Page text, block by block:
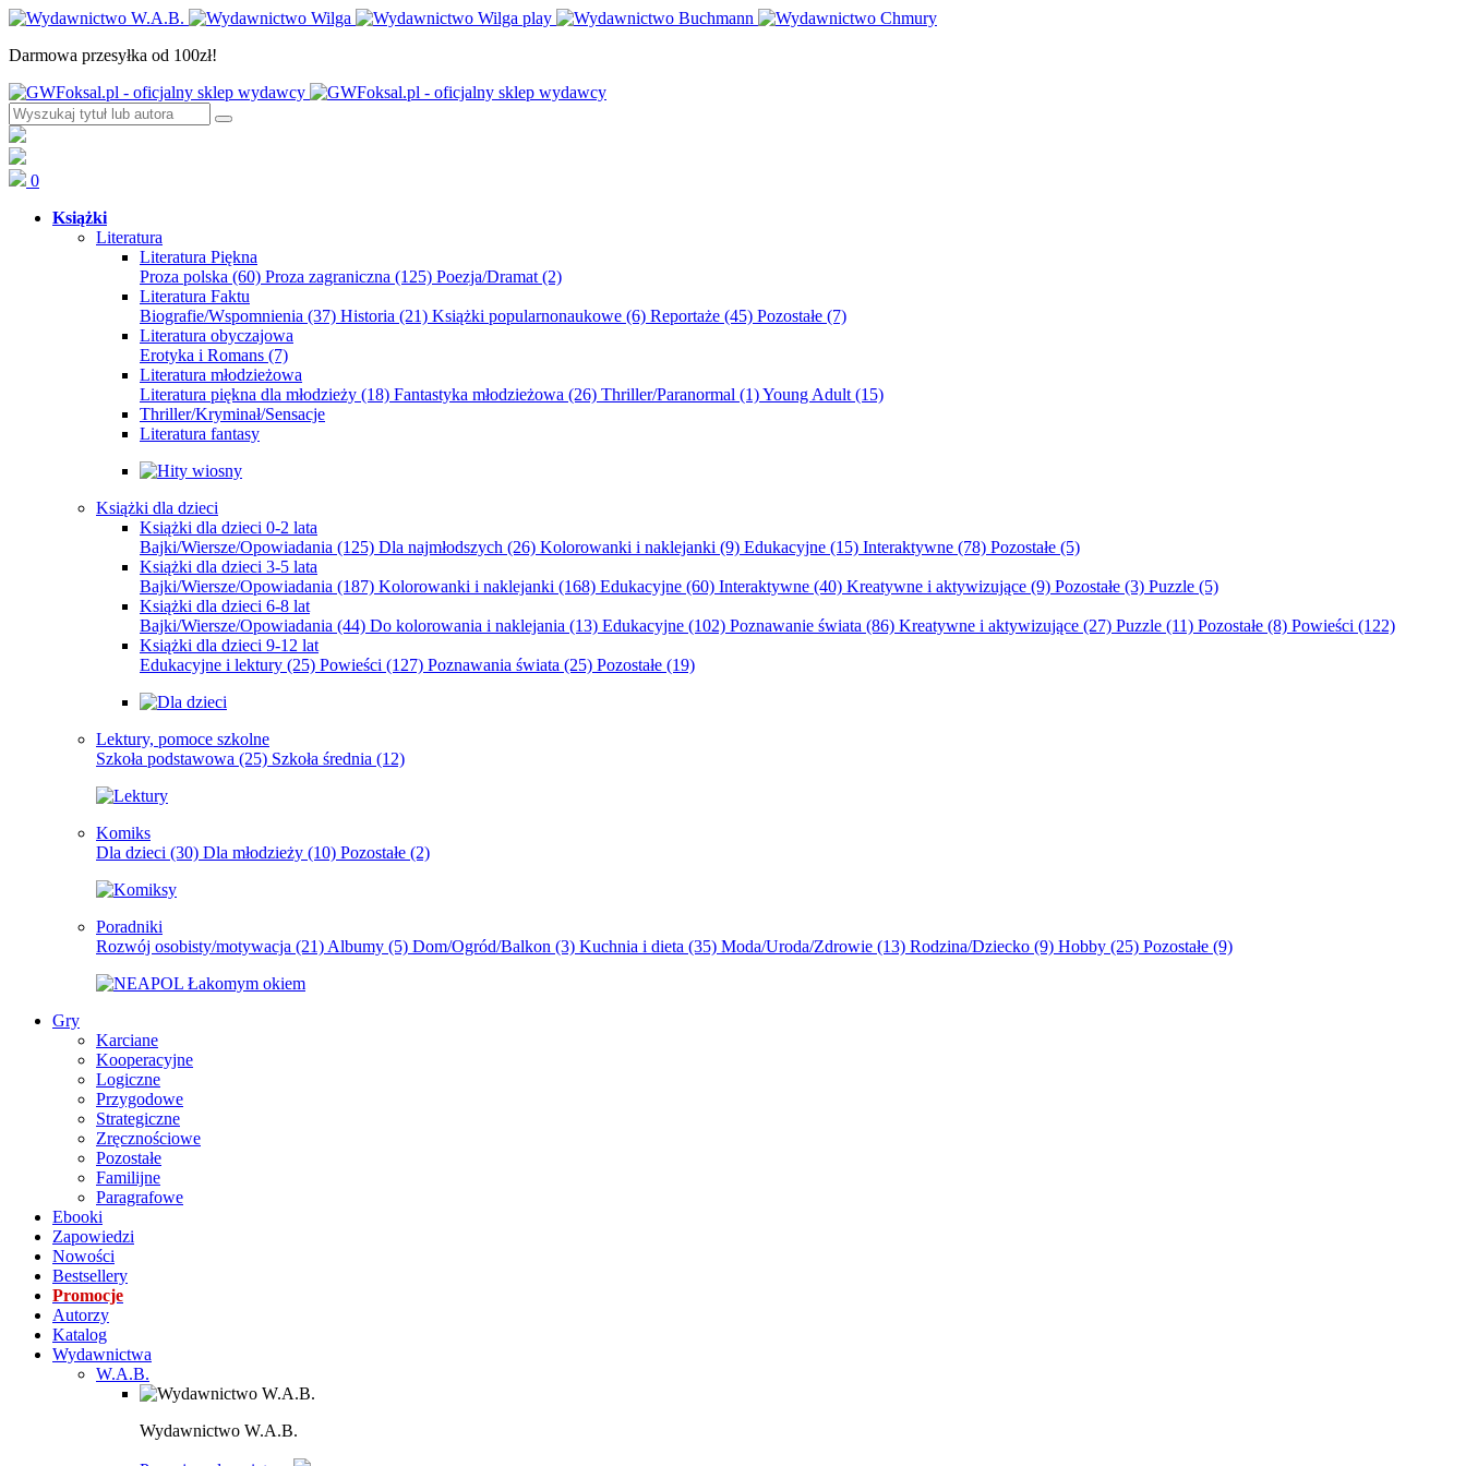
Darmowa przesyłka od 100zł!
0
Książki
Literatura
Literatura Piękna
Proza polska (60) Proza zagraniczna (125) Poezja/Dramat (2)
Literatura Faktu
Biografie/Wspomnienia (37) Historia (21) Książki popularnonaukowe (6) Reportaże (45) Pozostałe (7)
Literatura obyczajowa
Erotyka i Romans (7)
Literatura młodzieżowa
Literatura piękna dla młodzieży (18) Fantastyka młodzieżowa (26) Thriller/Paranormal (1)Young Adult (15)
Thriller/Kryminał/Sensacje
Literatura fantasy
Książki dla dzieci
Książki dla dzieci 0-2 lata
Bajki/Wiersze/Opowiadania (125) Dla najmłodszych (26) Kolorowanki i naklejanki (9) Edukacyjne (15) Interaktywne (78) Pozostałe (5)
Książki dla dzieci 3-5 lata
Bajki/Wiersze/Opowiadania (187) Kolorowanki i naklejanki (168) Edukacyjne (60) Interaktywne (40) Kreatywne i aktywizujące (9) Pozostałe (3) Puzzle (5)
Książki dla dzieci 6-8 lat
Bajki/Wiersze/Opowiadania (44) Do kolorowania i naklejania (13) Edukacyjne (102) Poznawanie świata (86) Kreatywne i aktywizujące (27) Puzzle (11) Pozostałe (8) Powieści (122)
Książki dla dzieci 9-12 lat
Edukacyjne i lektury (25) Powieści (127) Poznawania świata (25) Pozostałe (19)
Lektury, pomoce szkolne
Szkoła podstawowa (25) Szkoła średnia (12)
Komiks
Dla dzieci (30) Dla młodzieży (10) Pozostałe (2)
Poradniki
Rozwój osobisty/motywacja (21) Albumy (5) Dom/Ogród/Balkon (3) Kuchnia i dieta (35) Moda/Uroda/Zdrowie (13) Rodzina/Dziecko (9) Hobby (25) Pozostałe (9)
Gry
Karciane
Kooperacyjne
Logiczne
Przygodowe
Strategiczne
Zręcznościowe
Pozostałe
Familijne
Paragrafowe
Ebooki
Zapowiedzi
Nowości
Bestsellery
Promocje
Autorzy
Katalog
Wydawnictwa
W.A.B.
Wydawnictwo W.A.B.